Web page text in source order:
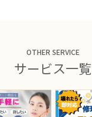
OTHER SERVICE
サービス一覧